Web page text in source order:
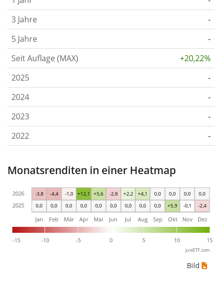
3 Jahre
-
5 Jahre
-
Seit Auflage (MAX)
+20,22%
2025
-
2024
-
2023
-
2022
-
Monatsrenditen in einer Heatmap
0,0 0,0 0,0 0,0 0,0 0,0 0,0 0,0 0,0 +5,9 -0,1 -2,4
-3,8 -4,4 -1,0 +12,1 +5,6 -2,8 +2,2 +4,1 0,0 0,0 0,0 0,0
-15 -10 -5 0 5 10 15
Jan Feb Mär Apr Mai Jun Jul Aug Sep Okt Nov Dez
2025
2026
justETF.com
Bild